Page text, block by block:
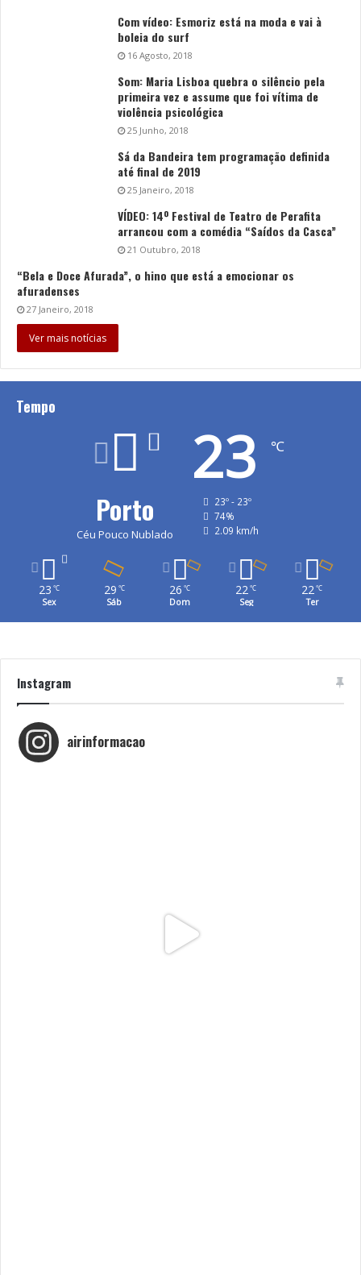
Com vídeo: Esmoriz está na moda e vai à
boleia do surf
16 Agosto, 2018
Som: Maria Lisboa quebra o silêncio pela
primeira vez e assume que foi vítima de
violência psicológica
25 Junho, 2018
Sá da Bandeira tem programação definida
até final de 2019
25 Janeiro, 2018
VÍDEO: 14º Festival de Teatro de Perafita
arrancou com a comédia “Saídos da Casca”
21 Outubro, 2018
“Bela e Doce Afurada”, o hino que está a emocionar os
afuradenses
27 Janeiro, 2018
Ver mais notícias
Tempo
Porto
Céu Pouco Nublado
23 ℃
23º - 23º
74%
2.09 km/h
23 ℃
Sex
29 ℃
Sáb
26 ℃
Dom
22℃
Seg
22℃
Ter
Instagram
airinformacao